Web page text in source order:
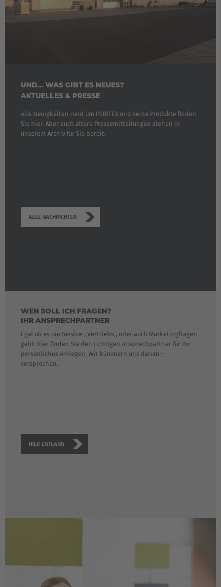
UND... WAS GIBT ES NEUES?
AKTUELLES & PRESSE
Alle Neuigkeiten rund um HUBTEX und seine Produkte finden
Sie hier. Aber auch ältere Pressemitteilungen stehen in
unserem Archiv für Sie bereit.
ALLE NACHRICHTEN
WEN SOLL ICH FRAGEN?
IHR ANSPRECHPARTNER
Egal ob es um Service-, Vertriebs-, oder auch Marketingfragen
geht: hier finden Sie den richtigen Ansprechpartner für Ihr
persönliches Anliegen. Wir kümmern uns darum -
versprochen.
HIER ENTLANG